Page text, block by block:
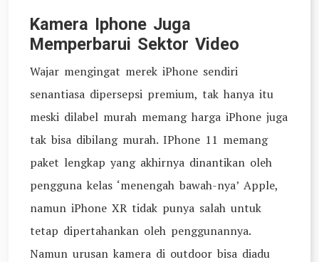
Kamera Iphone Juga
Memperbarui Sektor Video
Wajar mengingat merek iPhone sendiri
senantiasa dipersepsi premium, tak hanya itu
meski dilabel murah memang harga iPhone juga
tak bisa dibilang murah. IPhone 11 memang
paket lengkap yang akhirnya dinantikan oleh
pengguna kelas ‘menengah bawah-nya’ Apple,
namun iPhone XR tidak punya salah untuk
tetap dipertahankan oleh penggunannya.
Namun urusan kamera di outdoor bisa diadu